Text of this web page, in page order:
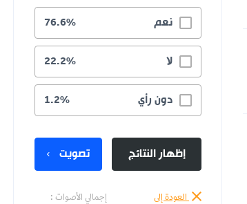
نعم 76.6%
لا 22.2%
دون رأي 1.2%
إظهار النتائج تصويت
العودة إلى
إجمالي الأصوات :